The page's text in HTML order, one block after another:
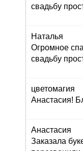
свадьбу
Наталья
Огромное
свадьбу
цветомагия
Анастасия!
Анастасия
Заказала